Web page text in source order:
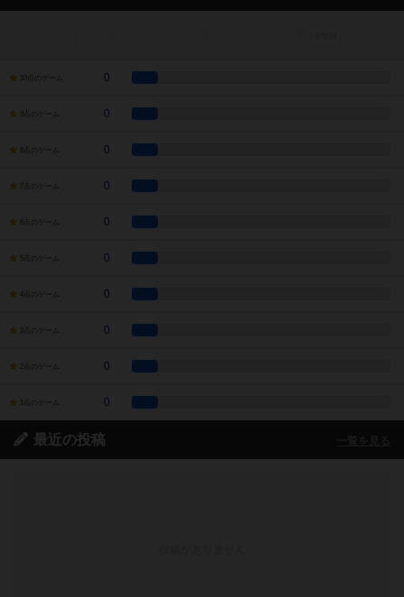
10点のゲーム 0
9点のゲーム 0
8点のゲーム 0
7点のゲーム 0
6点のゲーム 0
5点のゲーム 0
4点のゲーム 0
3点のゲーム 0
2点のゲーム 0
1点のゲーム 0
最近の投稿